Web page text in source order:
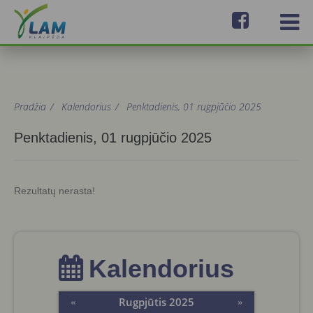
Pradžia / Kalendorius / Penktadienis, 01 rugpjūčio 2025
Penktadienis, 01 rugpjūčio 2025
Rezultatų nerasta!
Kalendorius
« Rugpjūtis 2025 »